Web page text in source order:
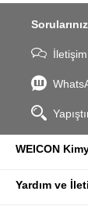
İletişim
WEICON
Yardım ve